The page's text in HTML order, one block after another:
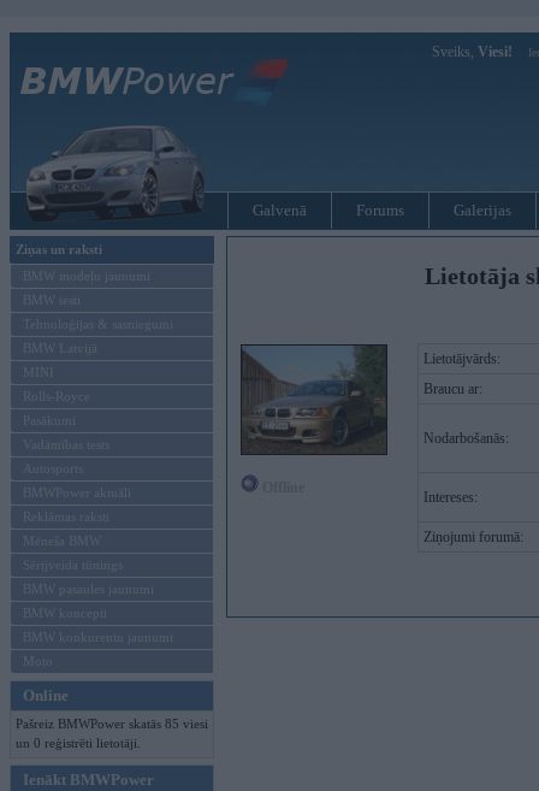
Sveiks, Viesi!
Galvenā Forums Galerijas
Ziņas un raksti
BMW modeļu jaunumi
BMW testi
Tehnoloģijas & sasniegumi
BMW Latvijā
MINI
Rolls-Royce
Pasākumi
Vadāmības tests
Autosports
BMWPower aktuāli
Reklāmas raksti
Mēneša BMW
Sērijveida tūnings
BMW pasaules jaunumi
BMW koncepti
BMW konkurentu jaunumi
Moto
Online
Pašreiz BMWPower skatās 85 viesi
un 0 reģistrēti lietotāji.
Ienākt BMWPower
Lietotāja
Lietotājvārds:
Braucu ar:
Nodarbošanās:
Intereses:
Ziņojumi forumā: